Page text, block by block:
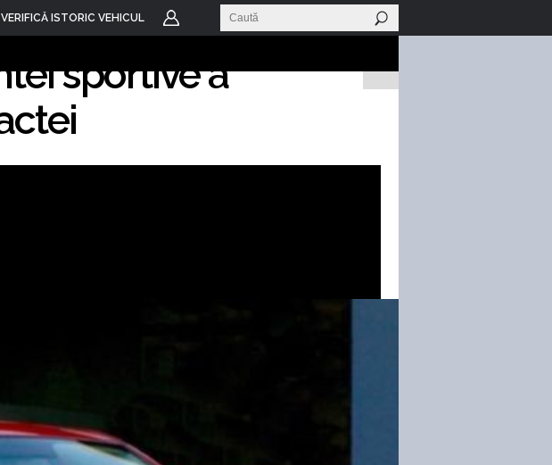
VERIFICĂ ISTORIC VEHICULimagini și
sportive a